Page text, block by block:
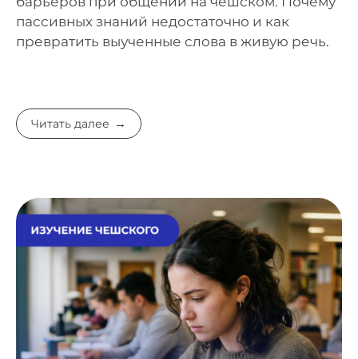
пассивных знаний недостаточно и как
превратить выученные слова в живую речь.
Читать далее